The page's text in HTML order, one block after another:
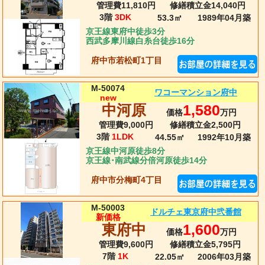
管理費11,810円
修繕積立金14,040円
3階 3DK 53.3㎡ 1989年04月 築
京王線東府中徒歩3分
西武多摩川線白糸台徒歩16分
府中市若松町1丁目
M-50074
new
ワコーマンション府中
中河原 価格1,580万円
管理費9,000円
修繕積立金2,500円
3階 1LDK 44.55㎡ 1992年10月 築
京王線中河原徒歩8分
京王線･南武線分倍河原徒歩14分
府中市分梅町4丁目
M-50003
新価格
ドルチェ東京府中弐番館
東府中 価格1,600万円
管理費9,600円
修繕積立金5,795円
7階 1K 22.05㎡ 2006年03月 築